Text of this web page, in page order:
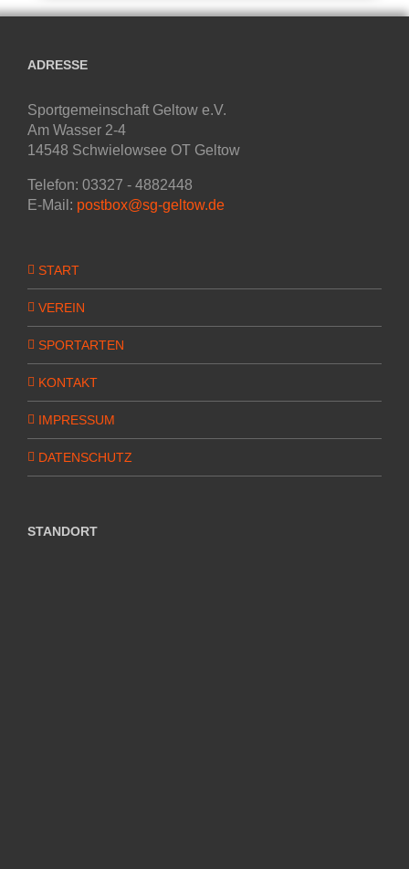
ADRESSE
Sportgemeinschaft Geltow e.V.
Am Wasser 2-4
14548 Schwielowsee OT Geltow
Telefon: 03327 - 4882448
E-Mail: postbox@sg-geltow.de
START
VEREIN
SPORTARTEN
KONTAKT
IMPRESSUM
DATENSCHUTZ
STANDORT